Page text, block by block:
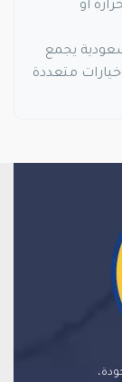
أو
يجمع
متعددة